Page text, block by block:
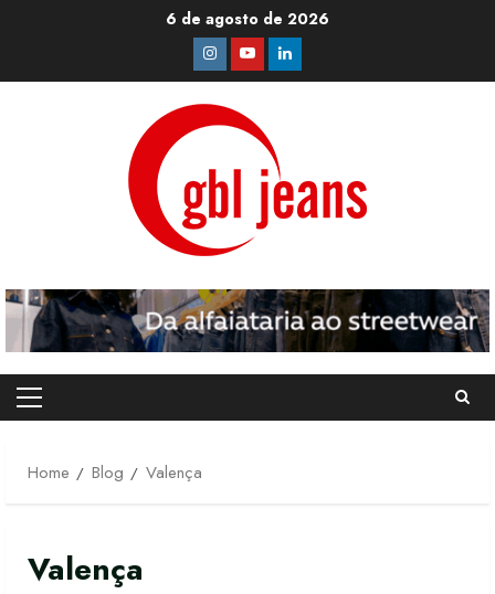
6 de agosto de 2026
Instagram
YoutubeLinkedin
Primary
Home
Blog Valença
Valença